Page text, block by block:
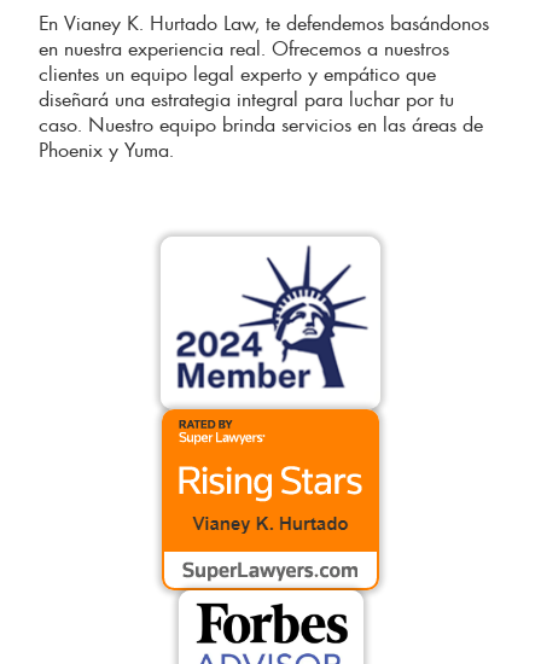
En Vianey K. Hurtado Law, te defendemos basándonos
en nuestra experiencia real. Ofrecemos a nuestros
clientes un equipo legal experto y empático que
diseñará una estrategia integral para luchar por tu
caso. Nuestro equipo brinda servicios en las áreas de
Phoenix y Yuma.